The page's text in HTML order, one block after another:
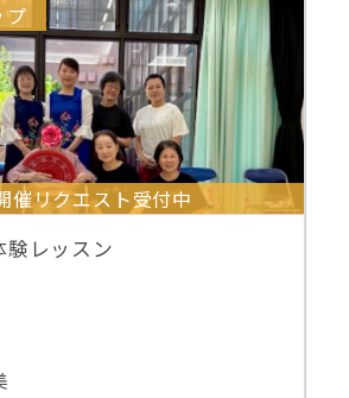
プ
催リクエスト受付中
験レッスン